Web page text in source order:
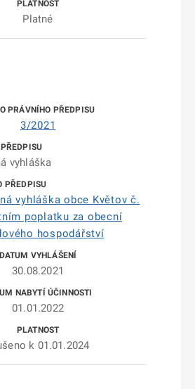
Platné
3/2021
vyhláška
vyhláška obce Květov č.
poplatku za obecní
hospodářství
30.08.2021
01.01.2022
k 01.01.2024